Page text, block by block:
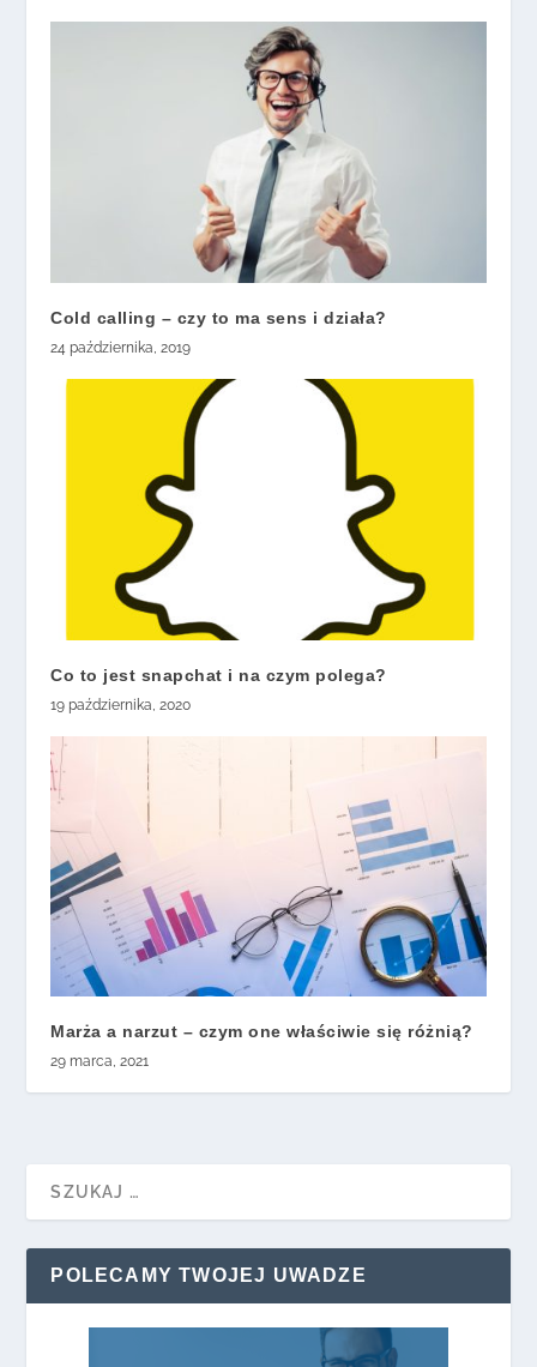
Cold calling – czy to ma sens i działa?
24 października, 2019
Co to jest snapchat i na czym polega?
19 października, 2020
Marża a narzut – czym one właściwie się różnią?
29 marca, 2021
POLECAMY TWOJEJ UWADZE